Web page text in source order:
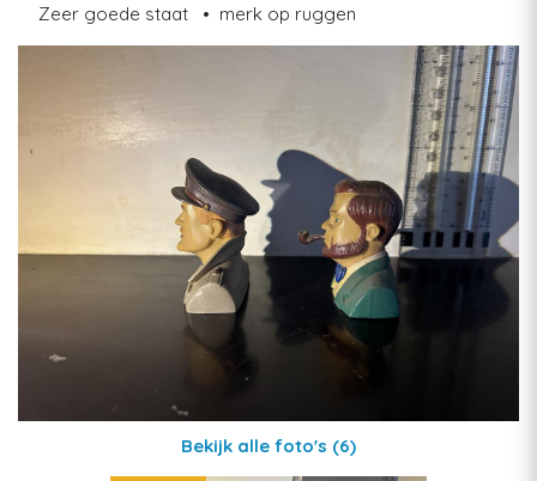
Zeer goede staat • merk op ruggen
Bekijk alle foto's (6)